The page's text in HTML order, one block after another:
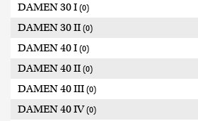
DAMEN 30 I (0)
DAMEN 30 II (0)
DAMEN 40 I (0)
DAMEN 40 II (0)
DAMEN 40 III (0)
DAMEN 40 IV(0)